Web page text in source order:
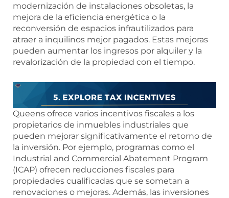
modernización de instalaciones obsoletas, la
mejora de la eficiencia energética o la
reconversión de espacios infrautilizados para
atraer a inquilinos mejor pagados. Estas mejoras
pueden aumentar los ingresos por alquiler y la
revalorización de la propiedad con el tiempo.
Queens ofrece varios incentivos fiscales a los
propietarios de inmuebles industriales que
pueden mejorar significativamente el retorno de
la inversión. Por ejemplo, programas como el
Industrial and Commercial Abatement Program
(ICAP) ofrecen reducciones fiscales para
propiedades cualificadas que se sometan a
renovaciones o mejoras. Además, las inversiones